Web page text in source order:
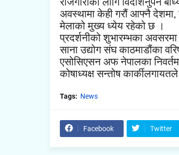
अवस्थामा केही गरौं आफ्नै देशमा,
मेलाको मुख्य ध्येय रहेको छ ।
प्रदर्शनीको शुभारम्भका
साना उद्योग संघ काठमाडौंका
एसोसिएसन अफ नेपालका
कोषाध्यक्ष सन्तोष
Tags: News
Facebook Twitter